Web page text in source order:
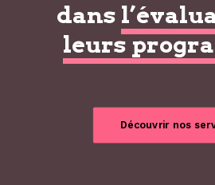
dans
leurs
Découvrir nos